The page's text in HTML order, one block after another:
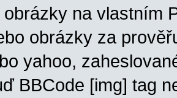
na vlastním
obrázky za
yahoo,
BBCode [img] tag